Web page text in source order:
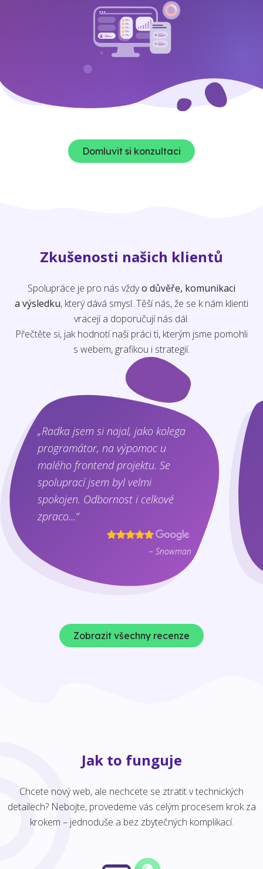
Domluvit si konzultaci
Zkušenosti našich klientů
Spolupráce je pro nás vždyo důvěře, komunikaci
a výsledku, který dává smysl. Těší nás, že se k nám klienti
vracejí a doporučují nás dál.
Přečtěte si, jak hodnotí naši práci ti, kterým jsme pomohli
s webem, grafikou i strategií.
„Radka jsem si najal, jako kolega
programátor, na výpomoc u
malého frontend projektu. Se
spoluprací jsem byl velmi
spokojen. Odbornost i celkové
zpraco...“
– Snowman
Zobrazit všechny recenze
Jak to funguje
Chcete nový web, ale nechcete se ztratit v technických
detailech? Nebojte, provedeme vás celým procesem krok za
krokem – jednoduše a bez zbytečných komplikací.